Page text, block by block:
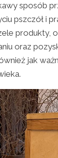
sposób
pszczół i
produkty,
oraz
jak